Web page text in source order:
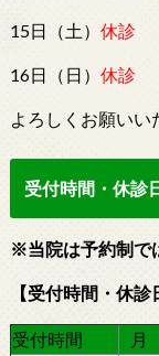
15日（土） 休診
16日（日） 休診
よろしくお願いい
受付時間・休診
※当院は予約制で
【受付時間・休診
受付時間 月